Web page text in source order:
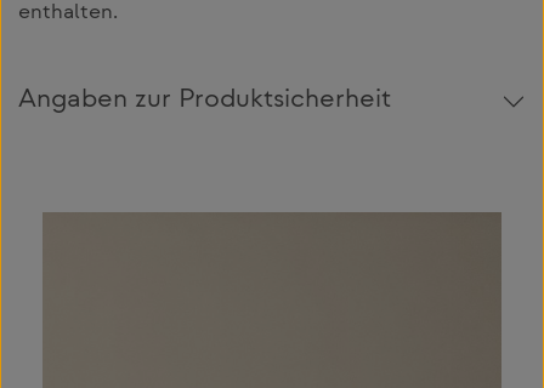
enthalten.
Angaben zur Produktsicherheit